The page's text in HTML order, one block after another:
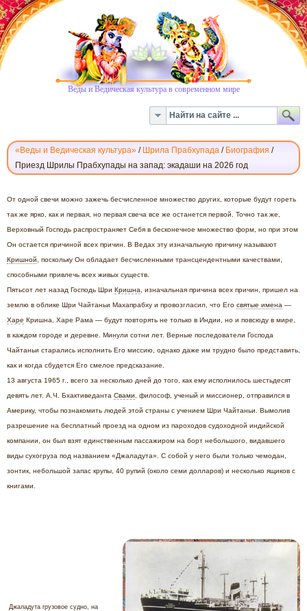
Веды и Ведическая культура в современном мире
«Веды и Ведическая культура» / Шрила Прабхупада / Биография /
Приезд Шрилы Прабхупады на запад: экадаши на 2026 год
ПРИЕЗД
ШРИЛЫ
ПРАБХУПАДЫ
НА
ЗАПАД
От одной свечи можно зажечь бесчисленное множество других, которые будут гореть
так же ярко, как и первая, но первая свеча все же останется первой. Точно так же,
Верховный Господь распространяет Себя в бесконечное множество форм, но при этом
Он остается причиной всех причин. В Ведах эту изначальную причину называют
Кришной , поскольку Он обладает бесчисленными трансцендентными качествами,
способными привлечь всех живых существ.
Пятьсот лет назад Господь Шри Кришна , изначальная причина всех причин, пришел на
землю в облике Шри Чайтаньи Махапрабху и провозгласил, что Его святые имена —
Харе Кришна, Харе Рама — будут повторять не только в Индии, но и повсюду в мире,
в каждом городе и деревне. Минули сотни лет. Верные последователи Господа
Чайтаньи старались исполнить Его миссию, однако даже им трудно было представить,
как и когда сбудется Его смелое предсказание.
13 августа 1965 г., всего за несколько дней до того, как ему исполнилось шестьдесят
девять лет. А.Ч. Бхактиведанта Свами , философ, ученый и миссионер, отправился в
Америку, чтобы познакомить людей этой страны с учением Шри Чайтаньи. Вымолив
разрешение на бесплатный проезд на одном из пароходов судоходной индийской
компании, он был взят единственным пассажиром на борт небольшого, видавшего
виды сухогруза под названием «Джаладута». С собой у него были только чемодан,
зонтик, небольшой запас крупы, 40 рупий (около семи долларов) и несколько ящиков с
книгами.
Джаладута грузовое судно, на